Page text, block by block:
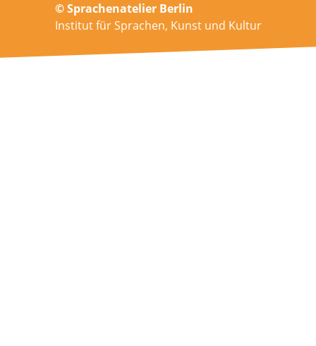
© Sprachenatelier Berlin
Institut für Sprachen, Kunst und Kultur